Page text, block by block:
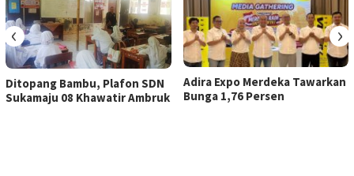
Ditopang Bambu, Plafon SDN
Sukamaju 08 Khawatir Ambruk
Adira Expo Merdeka Tawarkan
Bunga 1,76 Persen
‹ ›